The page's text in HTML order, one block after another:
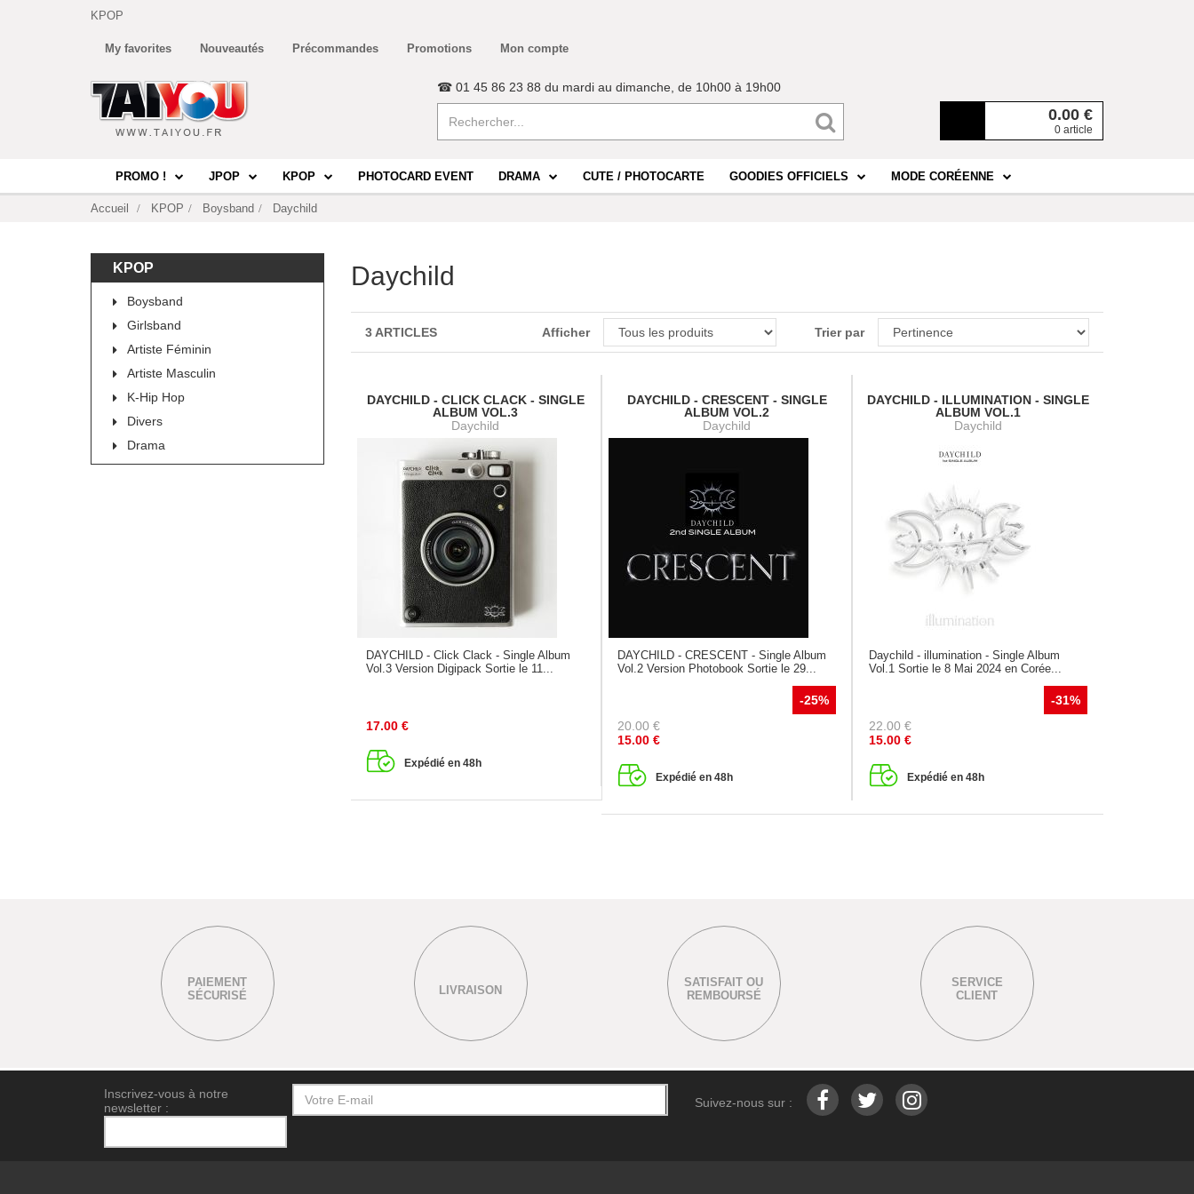
KPOP
My favorites Nouveautés Précommandes Promotions Mon compte
0.00 €
0 article
☎ 01 45 86 23 88 du mardi au dimanche, de 10h00 à 19h00
PROMO ! JPOP KPOP PHOTOCARD EVENT DRAMA CUTE / PHOTOCARTE GOODIES OFFICIELS MODE CORÉENNE
Accueil KPOP Boysband Daychild
KPOP
Boysband
Girlsband
Artiste Féminin
Artiste Masculin
K-Hip Hop
Divers
Drama
Daychild
3 ARTICLES Afficher Trier par
DAYCHILD - CLICK CLACK - SINGLE
ALBUM VOL.3
Daychild
DAYCHILD - Click Clack - Single Album
Vol.3 Version Digipack Sortie le 11...
17.00 €
Expédié en 48h
DAYCHILD - CRESCENT - SINGLE
ALBUM VOL.2
Daychild
DAYCHILD - CRESCENT - Single Album
Vol.2 Version Photobook Sortie le 29...
-25%
20.00 €
15.00 €
Expédié en 48h
DAYCHILD - ILLUMINATION - SINGLE
ALBUM VOL.1
Daychild
Daychild - illumination - Single Album
Vol.1 Sortie le 8 Mai 2024 en Corée...
-31%
22.00 €
15.00 €
Expédié en 48h
PAIEMENT
SÉCURISÉ
LIVRAISON
SATISFAIT OU
REMBOURSÉ
SERVICE
CLIENT
Inscrivez-vous à notre
newsletter :
Suivez-nous sur :